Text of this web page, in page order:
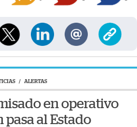
/ ALERTAS
en operativo
al Estado